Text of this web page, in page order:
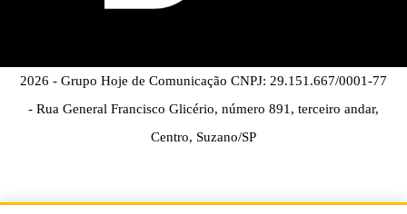
2026 - Grupo Hoje de Comunicação CNPJ: 29.151.667/0001-77
- Rua General Francisco Glicério, número 891, terceiro andar,
Centro, Suzano/SP